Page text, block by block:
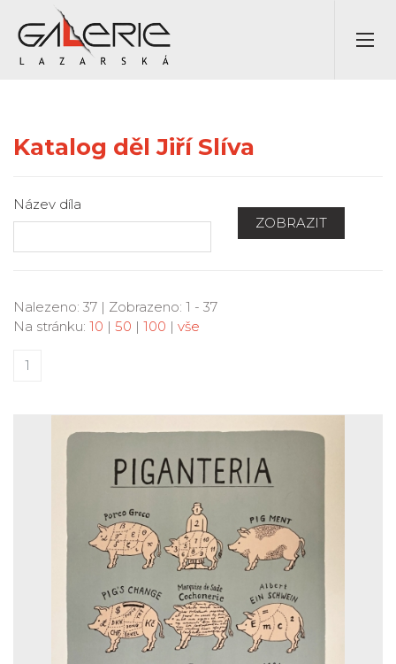
Katalog děl Jiří Slíva
Název díla
ZOBRAZIT
Nalezeno: 37 | Zobrazeno: 1 - 37
Na stránku: 10 | 50 | 100 | vše
1